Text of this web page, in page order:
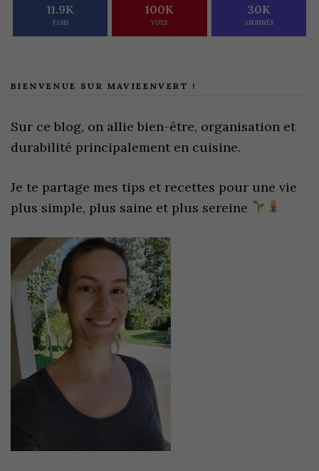
11.9K
FANS
100K
VUES
30K
ABONNÉS
BIENVENUE SUR MAVIEENVERT !
Sur ce blog, on allie bien-être, organisation et
durabilité principalement en cuisine.
Je te partage mes tips et recettes pour une vie
plus simple, plus saine et plus sereine